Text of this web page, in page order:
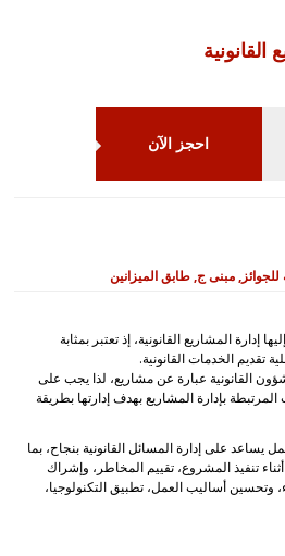
احجز الآن
مبنى ج, طابق الميزانين
إدارة المشاريع القانونية، إذ تعتبر بمثابة
تقديم الخدمات القانونية.
القانونية عبارة عن مشاريع، لذا يجب على
بإدارة المشاريع بهدف إدارتها بطريقة
يساعد على إدارة المسائل القانونية بنجاح، بما
تنفيذ المشروع، تقييم المخاطر، وإشراك
وتحسين أساليب العمل، تطبيق التكنولوجيا،